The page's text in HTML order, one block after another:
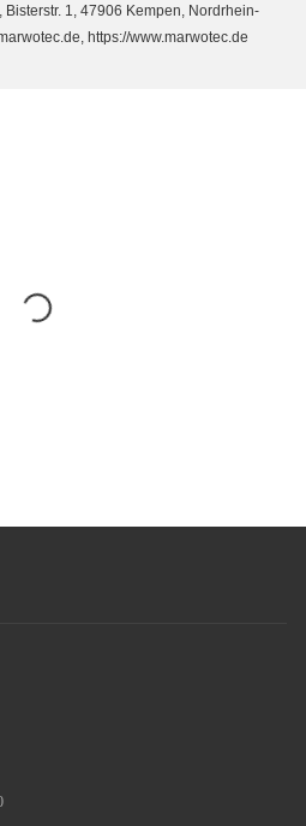
1, 47906 Kempen, Nordrhein-
https://www.marwotec.de